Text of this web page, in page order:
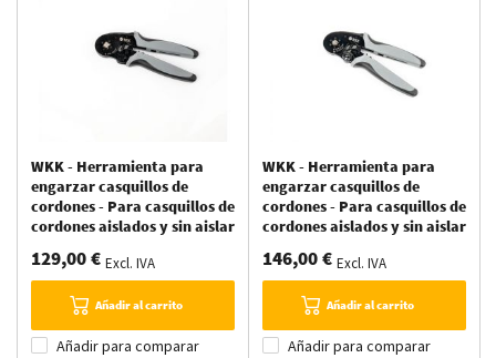
WKK - Herramienta para
engarzar casquillos de
cordones - Para casquillos de
cordones aislados y sin aislar
0,08 y 10 mm²
129,00 € Excl. IVA
Añadir al carrito
Añadir para comparar
WKK - Herramienta para
engarzar casquillos de
cordones - Para casquillos de
cordones aislados y sin aislar
0,08 y 16 mm²
146,00 € Excl. IVA
Añadir al carrito
Añadir para comparar